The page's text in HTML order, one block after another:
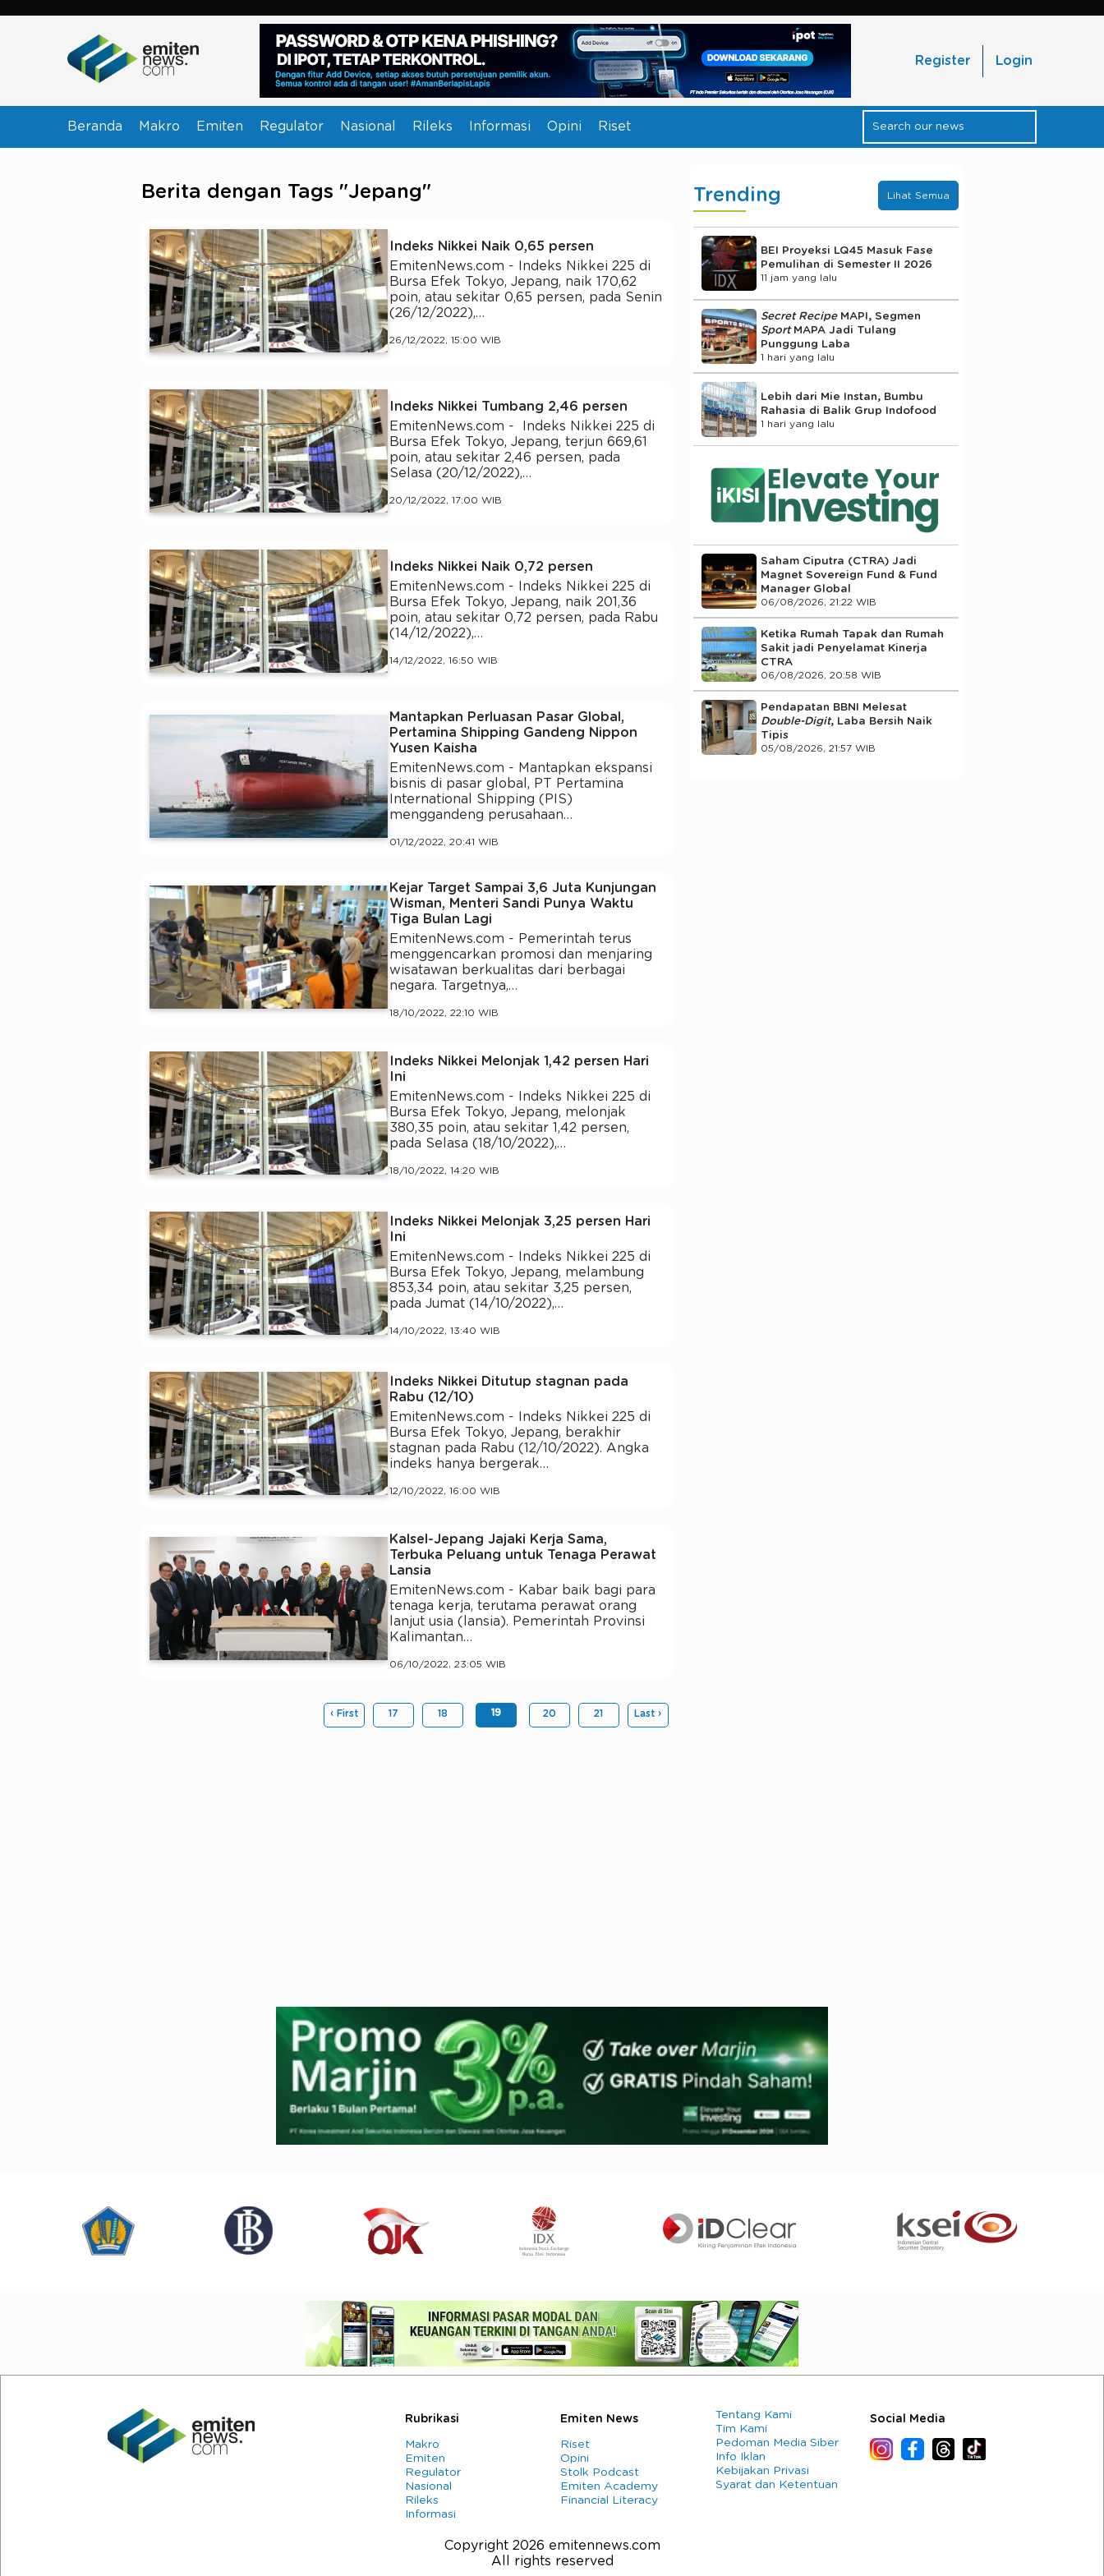
Register Login
Beranda Makro Emiten Regulator Nasional Rileks Informasi Opini Riset
Berita dengan Tags "Jepang"
Indeks Nikkei Naik 0,65 persen
EmitenNews.com - Indeks Nikkei 225 di
Bursa Efek Tokyo, Jepang, naik 170,62
poin, atau sekitar 0,65 persen, pada Senin
(26/12/2022),…
26/12/2022, 15:00 WIB
Indeks Nikkei Tumbang 2,46 persen
EmitenNews.com - Indeks Nikkei 225 di
Bursa Efek Tokyo, Jepang, terjun 669,61
poin, atau sekitar 2,46 persen, pada
Selasa (20/12/2022),…
20/12/2022, 17:00 WIB
Indeks Nikkei Naik 0,72 persen
EmitenNews.com - Indeks Nikkei 225 di
Bursa Efek Tokyo, Jepang, naik 201,36
poin, atau sekitar 0,72 persen, pada Rabu
(14/12/2022),…
14/12/2022, 16:50 WIB
Mantapkan Perluasan Pasar Global,
Pertamina Shipping Gandeng Nippon
Yusen Kaisha
EmitenNews.com - Mantapkan ekspansi
bisnis di pasar global, PT Pertamina
International Shipping (PIS)
menggandeng perusahaan…
01/12/2022, 20:41 WIB
Kejar Target Sampai 3,6 Juta Kunjungan
Wisman, Menteri Sandi Punya Waktu
Tiga Bulan Lagi
EmitenNews.com - Pemerintah terus
menggencarkan promosi dan menjaring
wisatawan berkualitas dari berbagai
negara. Targetnya,…
18/10/2022, 22:10 WIB
Indeks Nikkei Melonjak 1,42 persen Hari
Ini
EmitenNews.com - Indeks Nikkei 225 di
Bursa Efek Tokyo, Jepang, melonjak
380,35 poin, atau sekitar 1,42 persen,
pada Selasa (18/10/2022),…
18/10/2022, 14:20 WIB
Indeks Nikkei Melonjak 3,25 persen Hari
Ini
EmitenNews.com - Indeks Nikkei 225 di
Bursa Efek Tokyo, Jepang, melambung
853,34 poin, atau sekitar 3,25 persen,
pada Jumat (14/10/2022),…
14/10/2022, 13:40 WIB
Indeks Nikkei Ditutup stagnan pada
Rabu (12/10)
EmitenNews.com - Indeks Nikkei 225 di
Bursa Efek Tokyo, Jepang, berakhir
stagnan pada Rabu (12/10/2022). Angka
indeks hanya bergerak…
12/10/2022, 16:00 WIB
Kalsel-Jepang Jajaki Kerja Sama,
Terbuka Peluang untuk Tenaga Perawat
Lansia
EmitenNews.com - Kabar baik bagi para
tenaga kerja, terutama perawat orang
lanjut usia (lansia). Pemerintah Provinsi
Kalimantan…
06/10/2022, 23:05 WIB
‹ First 17 18 19 20 21 Last ›
Trending Lihat Semua
BEI Proyeksi LQ45 Masuk Fase
Pemulihan di Semester II 2026
11 jam yang lalu
Secret RecipeMAPI, Segmen
Sport MAPA Jadi Tulang
Punggung Laba
1 hari yang lalu
Lebih dari Mie Instan, Bumbu
Rahasia di Balik Grup Indofood
1 hari yang lalu
Saham Ciputra (CTRA) Jadi
Magnet Sovereign Fund & Fund
Manager Global
06/08/2026, 21:22 WIB
Ketika Rumah Tapak dan Rumah
Sakit jadi Penyelamat Kinerja
CTRA
06/08/2026, 20:58 WIB
Pendapatan BBNI Melesat
Double-Digit, Laba Bersih Naik
Tipis
05/08/2026, 21:57 WIB
Rubrikasi
Makro
Emiten
Regulator
Nasional
Rileks
Informasi
Emiten News
Riset
Opini
Stolk Podcast
Emiten Academy
Financial Literacy
Tentang Kami
Tim Kami
Pedoman Media Siber
Info Iklan
Kebijakan Privasi
Syarat dan Ketentuan
Social Media
Copyright 2026 emitennews.com
All rights reserved